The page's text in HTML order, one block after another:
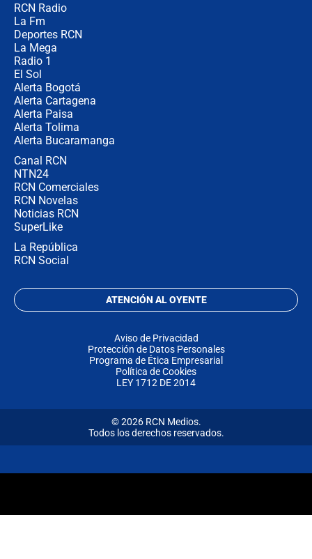
RCN Radio
La Fm
Deportes RCN
La Mega
Radio 1
El Sol
Alerta Bogotá
Alerta Cartagena
Alerta Paisa
Alerta Tolima
Alerta Bucaramanga
Canal RCN
NTN24
RCN Comerciales
RCN Novelas
Noticias RCN
SuperLike
La República
RCN Social
ATENCIÓN AL OYENTE
Aviso de Privacidad
Protección de Datos Personales
Programa de Ética Empresarial
Política de Cookies
LEY 1712 DE 2014
© 2026 RCN Medios.
Todos los derechos reservados.